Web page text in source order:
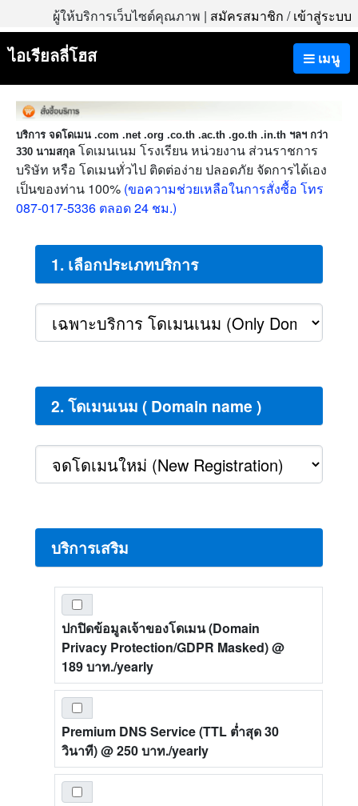
ผู้ให้บริการเว็บไซต์คุณภาพ | สมัครสมาชิก /เข้าสู่ระบบ
เมนู
ไอเรียลลี่โฮส
บริการ จดโดเมน .com .net .org .co.th .ac.th .go.th .in.th ฯลฯ กว่า
330 นามสกุล โดเมนเนม โรงเรียน หน่วยงาน ส่วนราชการ
บริษัท หรือ โดเมนทั่วไป ติดต่อง่าย ปลอดภัย จัดการได้เอง
เป็นของท่าน 100% (ขอความช่วยเหลือในการสั่งซื้อ โทร
087-017-5336 ตลอด 24 ชม.)
1. เลือกประเภทบริการ
2. โดเมนเนม ( Domain name )
บริการเสริม
ปกปิดข้อมูลเจ้าของโดเมน (Domain
Privacy Protection/GDPR Masked)@
189 บาท./yearly
Premium DNS Service (TTL ต่ำสุด 30
วินาที)@ 250 บาท./yearly